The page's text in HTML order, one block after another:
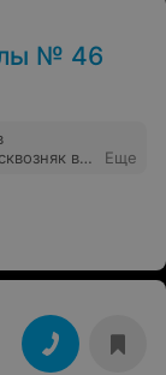
№ 46
во
Еще